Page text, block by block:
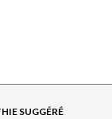
SUGGÉRÉ